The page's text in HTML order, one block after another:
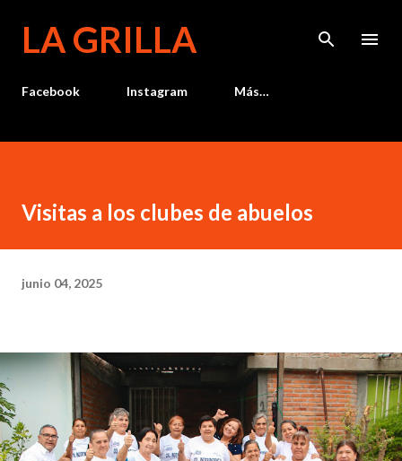
LA GRILLA
Facebook Instagram Más…
Visitas a los clubes de abuelos
junio 04, 2025